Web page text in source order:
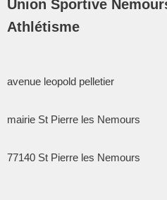
Union Sportive
Athlétisme
avenue leopold pelletier
mairie St Pierre les Nemours
77140 St Pierre les Nemours